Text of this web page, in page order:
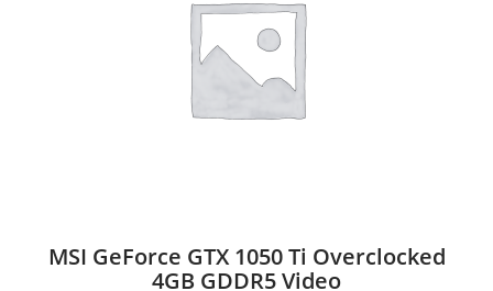
MSI GeForce GTX 1050 Ti Overclocked
4GB GDDR5 Video